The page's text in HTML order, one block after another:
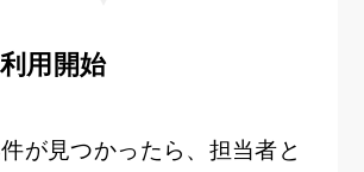
利用開始
が見つかったら、担当者と